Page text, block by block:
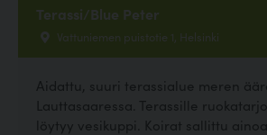
Terassi/Blue Peter
Vattuniemen puistotie 1, Helsinki
Aidattu, suuri terassialue meren
Lauttasaaressa. Terassille
löytyy vesikuppi. Koirat sallittu